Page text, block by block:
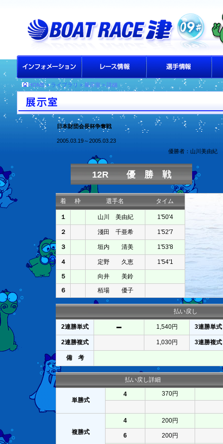
HOME> ライブラリ > 展示室>詳細
日本財団会長杯争奪戦
2005.03.19～2005.03.23
優勝者：山川美由紀
12R 優 勝 戦
着 枠 選手名 タイム
１ 山川 美由紀 1'50'4
２ 淺田 千亜希 1'52'7
３ 垣内 清美 1'53'8
４ 定野 久恵 1'54'1
５
向井 美鈴
６
栢場 優子
払い戻し
2連勝単式 1,540円 3連勝単式
2連勝複式 1,030円 3連勝複式
備 考
払い戻し詳細
単勝式
4 370円
複勝式
4 200円
6 200円